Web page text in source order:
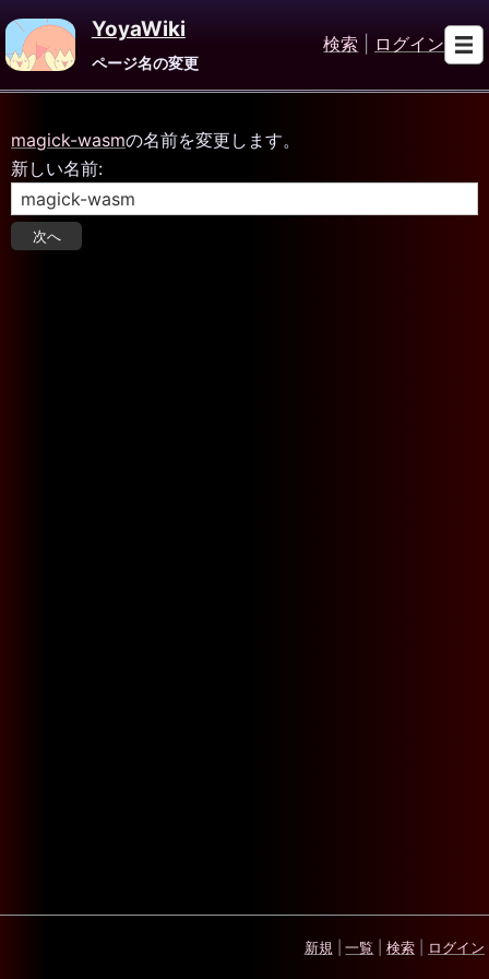
YoyaWiki
ページ名の変更
検索 ログイン
magick-wasmの名前を変更します。
新しい名前:
新規 一覧 検索 ログイン